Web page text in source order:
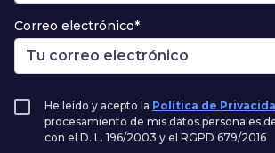
Correo electrónico*
He leído y acepto la Política de
procesamiento de mis datos personales
con el D. L. 196/2003 y el RGPD 679/2016